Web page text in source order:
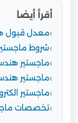
أقرأ أيضا
معدل قبول
شروط
ماجستير
ماجستير
ماجستير
تخصصات